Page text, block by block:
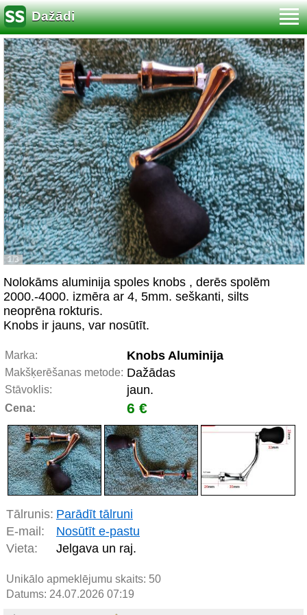
Dažādi
1/3
Nolokāms aluminija spoles knobs , derēs spolēm
2000.-4000. izmēra ar 4, 5mm. seškanti, silts
neoprēna rokturis.
Knobs ir jauns, var nosūtīt.
Marka: Knobs Aluminija
Makšķerēšanas metode: Dažādas
Stāvoklis: jaun.
Cena: 6 €
Tālrunis: Parādīt tālruni
E-mail:
Nosūtīt e-pastu
Vieta:
Jelgava un raj.
Unikālo apmeklējumu skaits: 50
Datums: 24.07.2026 07:19